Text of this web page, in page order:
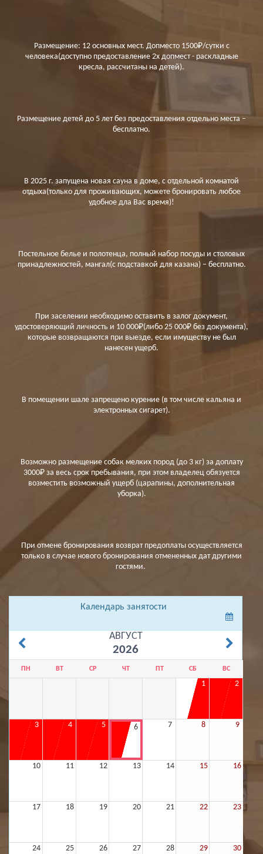
Размещение: 12 основных мест. Допместо 1500₽/сутки с
человека(доступно предоставление 2х допмест - раскладные
кресла, рассчитаны на детей).
Размещение детей до 5 лет без предоставления отдельно места –
бесплатно.
В 2025 г. запущена новая сауна в доме, с отдельной комнатой
отдыха(только для проживающих, можете бронировать любое
удобное дла Вас время)!
Постельное белье и полотенца, полный набор посуды и столовых
принадлежностей, мангал(с подставкой для казана) – бесплатно.
При заселении необходимо оставить в залог документ,
удостоверяющий личность и 10 000₽(либо 25 000₽ без документа),
которые возвращаются при выезде, если имуществу не был
нанесен ущерб.
В помещении шале запрещено курение (в том числе кальяна и
электронных сигарет).
Возможно размещение собак мелких пород (до 3 кг) за доплату
3000₽ за весь срок пребывания, при этом владелец обязуется
возместить возможный ущерб (царапины, дополнительная
уборка).
При отмене бронирования возврат предоплаты осуществляется
только в случае нового бронирования отмененных дат другими
гостями.
Календарь занятости
АВГУСТ
2026
ПН ВТ СР ЧТ ПТ СБ ВС
1 2
3 4 5 6 7 8 9
10 11 12 13 14 15 16
17 18 19 20 21 22 23
24 25 26 27 28 29 30